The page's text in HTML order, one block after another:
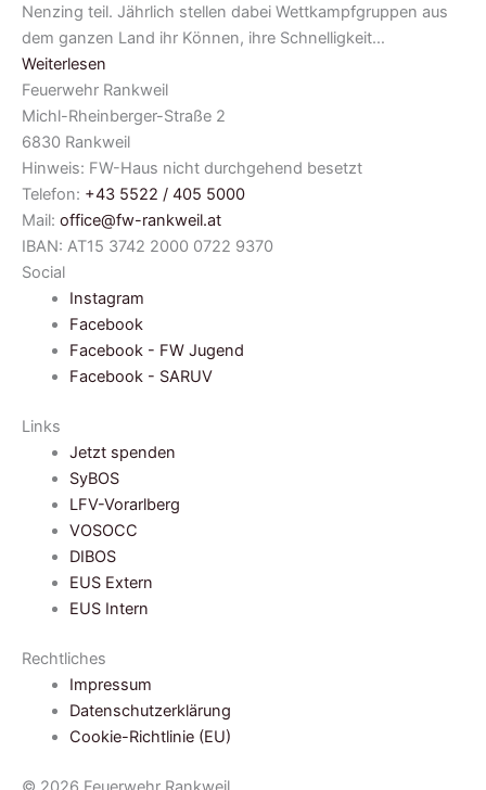
Nenzing teil. Jährlich stellen dabei Wettkampfgruppen aus
dem ganzen Land ihr Können, ihre Schnelligkeit…
Weiterlesen
Feuerwehr Rankweil
Michl-Rheinberger-Straße 2
6830 Rankweil
Hinweis: FW-Haus nicht durchgehend besetzt
Telefon: +43 5522 / 405 5000
Mail: office@fw-rankweil.at
IBAN: AT15 3742 2000 0722 9370
Social
Instagram
Facebook
Facebook - FW Jugend
Facebook - SARUV
Links
Jetzt spenden
SyBOS
LFV-Vorarlberg
VOSOCC
DIBOS
EUS Extern
EUS Intern
Rechtliches
Impressum
Datenschutzerklärung
Cookie-Richtlinie (EU)